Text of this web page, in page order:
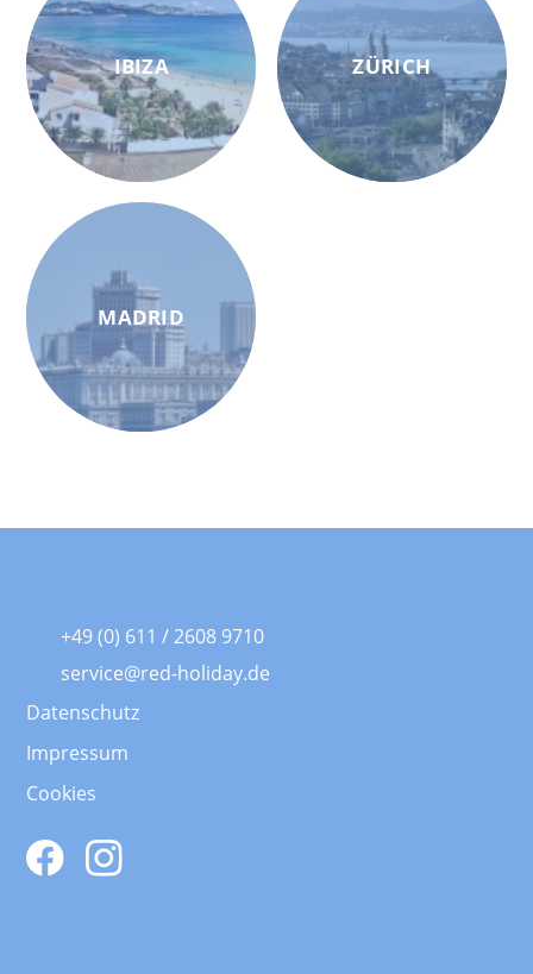
IBIZA
MADRID
ZÜRICH
+49 (0) 611 / 2608 9710
service@red-holiday.de
Datenschutz
Impressum
Cookies